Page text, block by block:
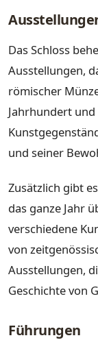
Das Schloss
Ausstellungen,
römischer
Jahrhundert
und seiner
Zusätzlich gibt
das ganze Jahr
verschiedene
von
Ausstellungen,
Geschichte von
Führungen